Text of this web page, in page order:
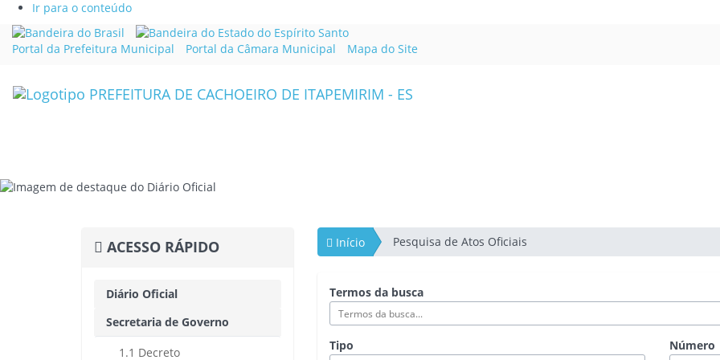
Ir para o conteúdo
Link
externo
Brasil
Link
externo
do
Portal da Prefeitura Municipal Portal da Câmara Municipal Mapa do Site
ACESSO RÁPIDO
Diário Oficial
Secretaria de Governo
1.1 Decreto
Início Pesquisa de Atos Oficiais
Termos da busca
Tipo Número